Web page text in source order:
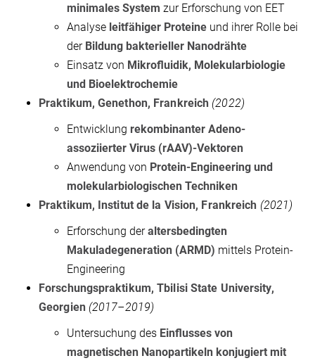
minimales System zur Erforschung von EET
Analyse leitfähiger Proteine und ihrer Rolle bei
der Bildung bakterieller Nanodrähte
Einsatz von Mikrofluidik, Molekularbiologie
und Bioelektrochemie
Praktikum, Genethon, Frankreich (2022)
Entwicklung rekombinanter Adeno-
assoziierter Virus (rAAV)-Vektoren
Anwendung von Protein-Engineering und
molekularbiologischen Techniken
Praktikum, Institut de la Vision, Frankreich (2021)
Erforschung deraltersbedingten
Makuladegeneration (ARMD) mittels Protein-
Engineering
Forschungspraktikum, Tbilisi State University,
Georgien (2017–2019)
Untersuchung des Einflusses von
magnetischen Nanopartikeln konjugiert mit